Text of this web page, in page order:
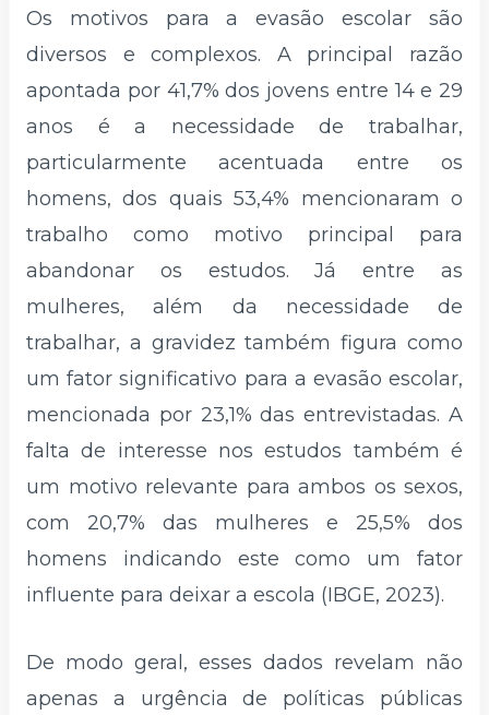
Os motivos para a evasão escolar são
diversos e complexos. A principal razão
apontada por 41,7% dos jovens entre 14 e 29
anos é a necessidade de trabalhar,
particularmente acentuada entre os
homens, dos quais 53,4% mencionaram o
trabalho como motivo principal para
abandonar os estudos. Já entre as
mulheres, além da necessidade de
trabalhar, a gravidez também figura como
um fator significativo para a evasão escolar,
mencionada por 23,1% das entrevistadas. A
falta de interesse nos estudos também é
um motivo relevante para ambos os sexos,
com 20,7% das mulheres e 25,5% dos
homens indicando este como um fator
influente para deixar a escola (IBGE, 2023).
De modo geral, esses dados revelam não
apenas a urgência de políticas públicas